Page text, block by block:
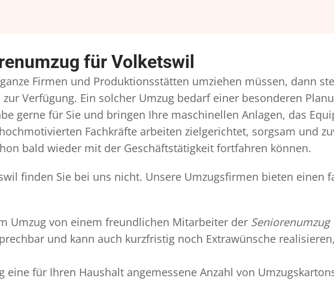
für Volketswil
Firmen und Produktionsstätten umziehen müssen, dann
Verfügung. Ein solcher Umzug bedarf einer besonderen
gerne für Sie und bringen Ihre maschinellen Anlagen, das
Fachkräfte arbeiten zielgerichtet, sorgsam und
bald wieder mit der Geschäftstätigkeit fortfahren können.
finden Sie bei uns nicht. Unsere Umzugsfirmen bieten einen
Umzug von einem freundlichen Mitarbeiter der
und kann auch kurzfristig noch Extrawünsche
eine für Ihren Haushalt angemessene Anzahl von